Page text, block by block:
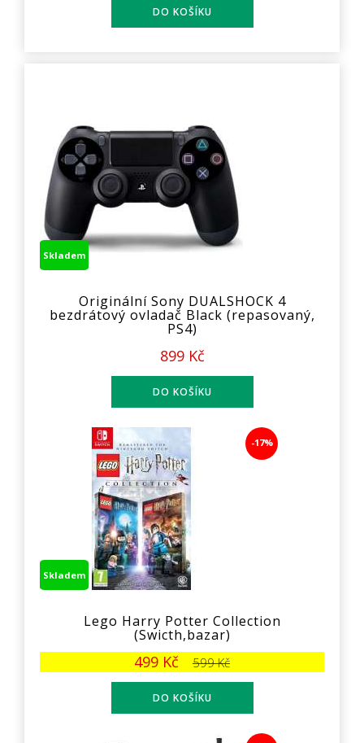
Skladem
Originální Sony DUALSHOCK 4
bezdrátový ovladač Black (repasovaný,
PS4)
899 Kč
-17%
Skladem
Lego Harry Potter Collection
(Swicth,bazar)
499 Kč 599 Kč